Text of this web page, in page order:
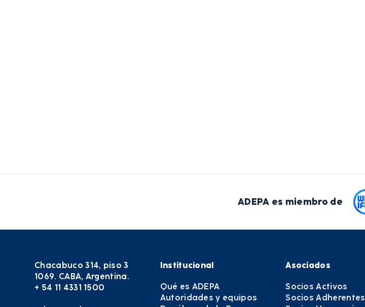
ADEPA es miembro de
Chacabuco 314, piso 3
1069. CABA, Argentina.
+ 54 11 4331 1500
Institucional
Qué es ADEPA
Autoridades y equipos
Asociados
Socios Activos
Socios Adherentes